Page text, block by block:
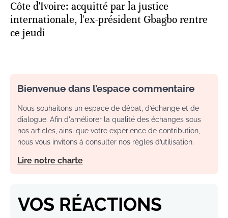
Côte d'Ivoire: acquitté par la justice
internationale, l'ex-président Gbagbo rentre
ce jeudi
Bienvenue dans l’espace commentaire
Nous souhaitons un espace de débat, d’échange et de
dialogue. Afin d'améliorer la qualité des échanges sous
nos articles, ainsi que votre expérience de contribution,
nous vous invitons à consulter nos règles d’utilisation.
Lire notre charte
VOS RÉACTIONS